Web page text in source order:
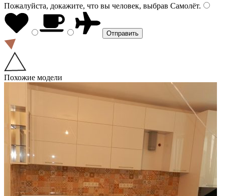
Пожалуйста, докажите, что вы человек, выбрав Самолёт.
Похожие модели